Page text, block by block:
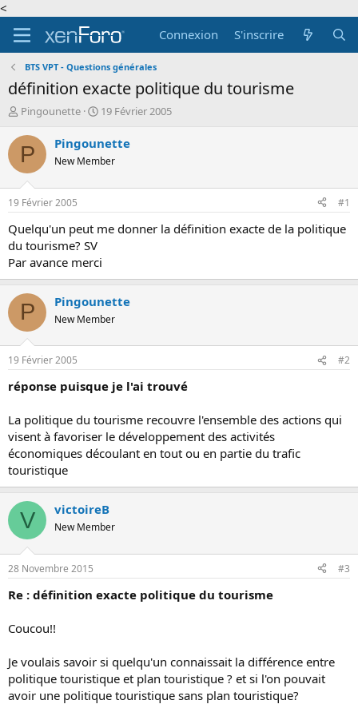
<
Connexion
S'inscrire
BTS VPT - Questions générales
définition exacte politique du tourisme
A
t
e
r
d
e
d
i
s
c
u
s
o
n
Pingounette
D
t
e
d
é
b
19 Février 2005
P Pingounette
New Member
19 Février 2005 #1
Quelqu'un peut me donner la définition exacte de la politique
du tourisme? SV
Par avance merci
P Pingounette
New Member
19 Février 2005 #2
réponse puisque je l'ai trouvé
La politique du tourisme recouvre l'ensemble des actions qui
visent à favoriser le développement des activités
économiques découlant en tout ou en partie du trafic
touristique
V victoireB
New Member
28 Novembre 2015 #3
Re : définition exacte politique du tourisme
Coucou!!
Je voulais savoir si quelqu'un connaissait la différence entre
politique touristique et plan touristique ? et si l'on pouvait
avoir une politique touristique sans plan touristique?